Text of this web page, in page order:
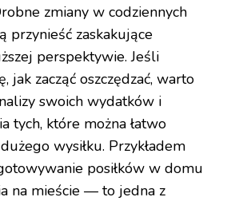
zmiany w codziennych
przynieść zaskakujące
perspektywie. Jeśli
jak zacząć oszczędzać, warto
swoich wydatków i
tych, które można łatwo
wysiłku. Przykładem
posiłków w domu
na mieście — to jedna z